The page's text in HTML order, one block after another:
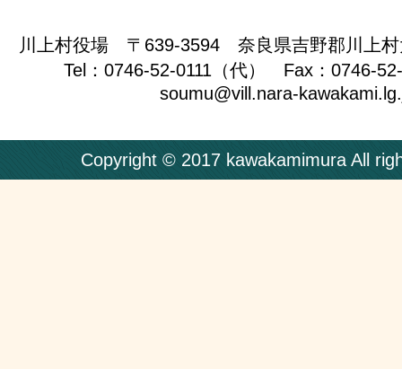
川上村役場 〒639-3594 奈良県吉野郡川上村
Tel：0746-52-0111（代） Fax：0746-
soumu@vill.nara-
Copyright © 2017 kawakamimura All